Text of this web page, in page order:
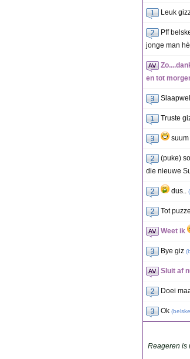
Leuk
Pff
jonge man
en tot
Truste
suum
(puke)
die nieuwe
dus.. (
Tot
Weet ik
Bye giz (
Sluit af
Doei
Ok (belske
Reageren is